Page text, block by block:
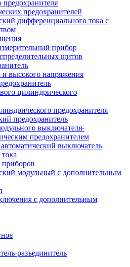
предохранителя
предохранителей
дифференциального тока с
прибор
щитов
и высокого напряжения
цилиндрического
предохранителя
предохранитель
выключателя-
предохранителем
выключатель
приборов
модульный с дополнительным
с дополнительным
разъединитель